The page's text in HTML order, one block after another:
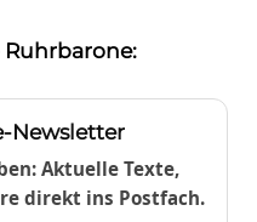
Newsletter
Aktuelle Texte,
direkt ins Postfach.